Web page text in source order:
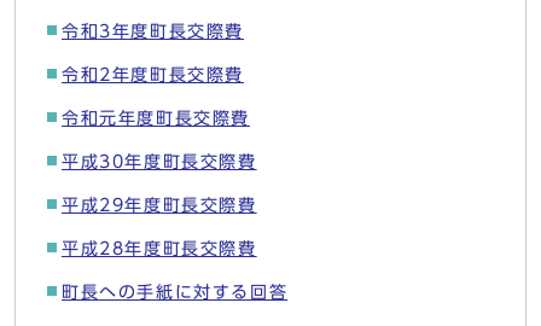
令和3年度町長交際費
令和2年度町長交際費
令和元年度町長交際費
平成30年度町長交際費
平成29年度町長交際費
平成28年度町長交際費
町長への手紙に対する回答